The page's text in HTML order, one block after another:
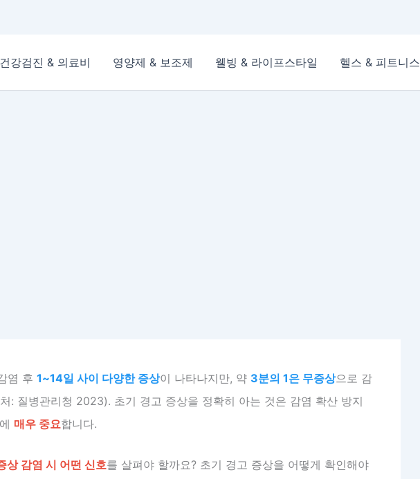
건강검진 & 의료비 영양제 & 보조제 웰빙 & 라이프스타일 헬스 & 피트니스
염 후 1~14일 사이 다양한 증상이 나타나지만, 약 3분의 1은 무증상으로 감
: 질병관리청 2023). 초기 경고 증상을 정확히 아는 것은 감염 확산 방지
매우 중요합니다.
상 감염 시 어떤 신호를 살펴야 할까요? 초기 경고 증상을 어떻게 확인해야